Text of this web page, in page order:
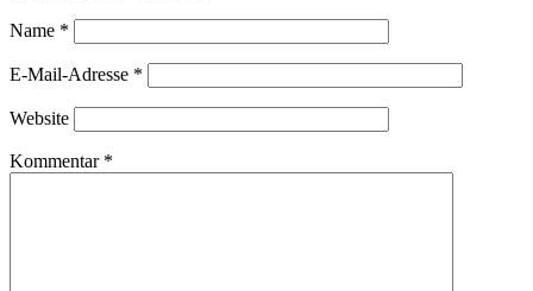
Name *
E-Mail-Adresse *
Website
Kommentar *